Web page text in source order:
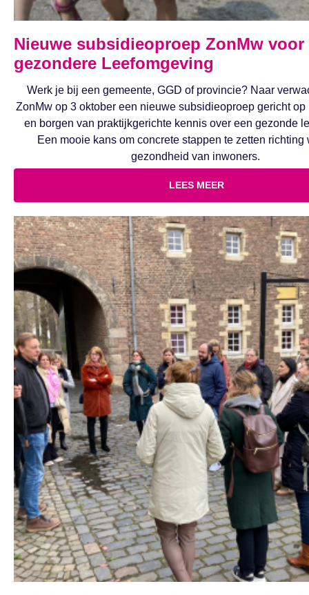
Nieuwe subsidieoproep ZonMw voor
gezondere Leefomgeving
Werk je bij een gemeente, GGD of provincie? Naar
ZonMw op 3 oktober een nieuwe subsidieoproep gericht op
en borgen van praktijkgerichte kennis over een gezonde
Een mooie kans om concrete stappen te zetten richting
gezondheid van inwoners.
LEES MEER